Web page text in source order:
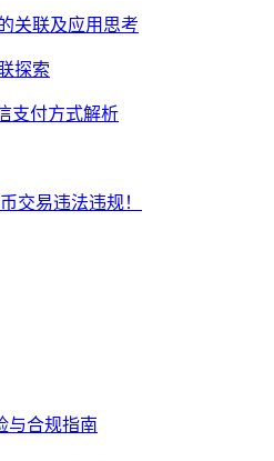
关联及应用思考
探索
支付方式解析
交易违法违规！